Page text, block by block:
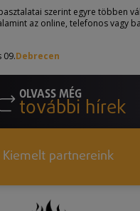
szerint egyre többen
az online, telefonos vagy
09.Debrecen
OLVASS MÉG
további hírek
Kiemelt partnereink